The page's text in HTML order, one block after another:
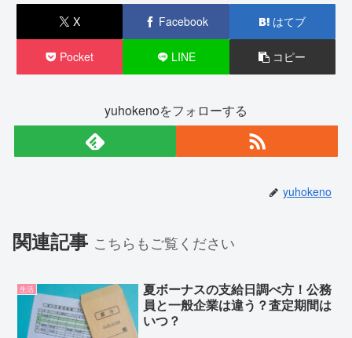
X Facebook はてブ
Pocket LINE コピー
yuhokenoをフォローする
yuhokeno
関連記事 こちらもご覧ください
生活
夏ボーナスの支給日調べ方！公務
員と一般企業は違う？査定期間は
いつ？